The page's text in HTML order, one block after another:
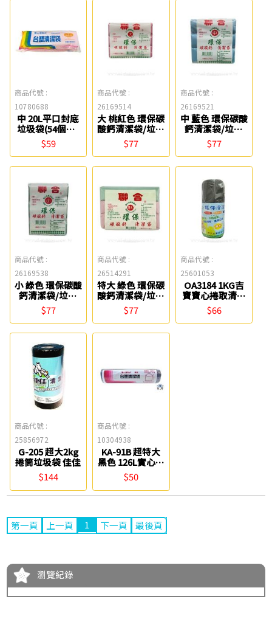
商品代號 :
10780688
中 20L平口封底
垃圾袋(54個入)
台塑
$59
商品代號 :
26169514
大 桃紅色 環保碳
酸鈣清潔袋/垃圾
袋/3捲裝
(63*75cm) 聯合
$77
商品代號 :
26169521
中 藍色 環保碳酸
鈣清潔袋/垃圾
袋/3捲裝
(53*66cm) 聯合
$77
商品代號 :
26169538
小 綠色 環保碳酸
鈣清潔袋/垃圾
袋/3捲裝
(45*60cm) 聯合
$77
商品代號 :
26514291
特大 綠色 環保碳
酸鈣清潔袋/垃圾
袋/3捲裝
(72*87cm) 聯合
$77
商品代號 :
25601053
OA3184 1KG吉
寶寶心捲取清潔
袋/垃圾袋
$66
商品代號 :
25856972
G-205 超大2kg
捲筒垃圾袋 佳佳
$144
商品代號 :
10304938
KA-91B 超特大
黑色 126L實心捲
取式清潔袋 台塑
$50
第一頁 上一頁 1 下一頁 最後頁
瀏覽紀錄